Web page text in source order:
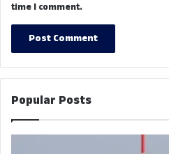
time I comment.
Popular Posts